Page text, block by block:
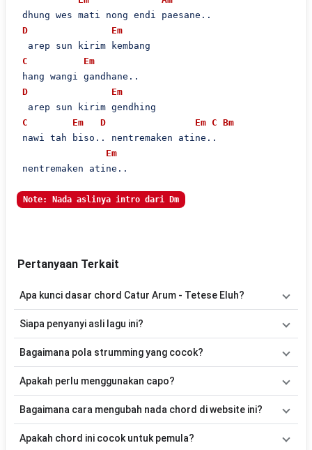
dhung wes mati nong endi paesane..
D
Em
  arep sun kirim kembang
C
Em
hang wangi gandhane..
D
Em
  arep sun kirim gendhing
C
Em D Em C Bm
nawi tah biso.. nentremaken atine..
Em
nentremaken atine..
Note: Nada aslinya intro dari Dm
Pertanyaan Terkait
Apa kunci dasar chord Catur Arum - Tetese Eluh?
Am. Versi chord ini telah disederhanakan sehingga lebih mudah
memainkan lagu ini.
Siapa penyanyi asli lagu ini?
Arum. Pada halaman ini tersedia versi chord gitar yang lebih mudah
Bagaimana pola strumming yang cocok?
acuan, kamu dapat menggunakan pola
laguTetese Eluh.
Apakah perlu menggunakan capo?
kunci dasarEm. Jika ingin mengikuti nada asli penyanyi, kamu
sesuai kebutuhan.
Bagaimana cara mengubah nada chord di website ini?
Transpose (bawah)untuk menurunkan nada. Seluruh chord akan
Apakah chord ini cocok untuk pemula?